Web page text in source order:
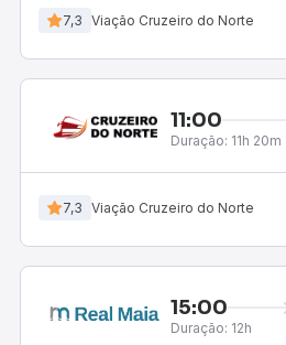
7,3 Viação Cruzeiro do Norte
11:00
Duração: 11h 20m
7,3 Viação Cruzeiro do Norte
15:00
Duração: 12h